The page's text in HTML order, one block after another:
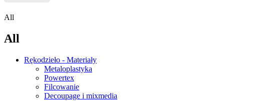
All
All
Rękodzieło - Materiały
Metaloplastyka
Powertex
Filcowanie
Decoupage i mixmedia